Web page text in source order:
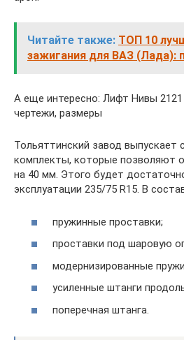
Читайте также: ТОП 10
зажигания для ВАЗ (Лада):
А еще интересно: Лифт Нивы 2121
чертежи, размеры
Тольяттинский завод выпускает
комплекты, которые позволяют
на 40 мм. Этого будет
эксплуатации 235/75 R15. В
пружинные проставки;
проставки под шаровую
модернизированные
усиленные штанги
поперечная штанга.